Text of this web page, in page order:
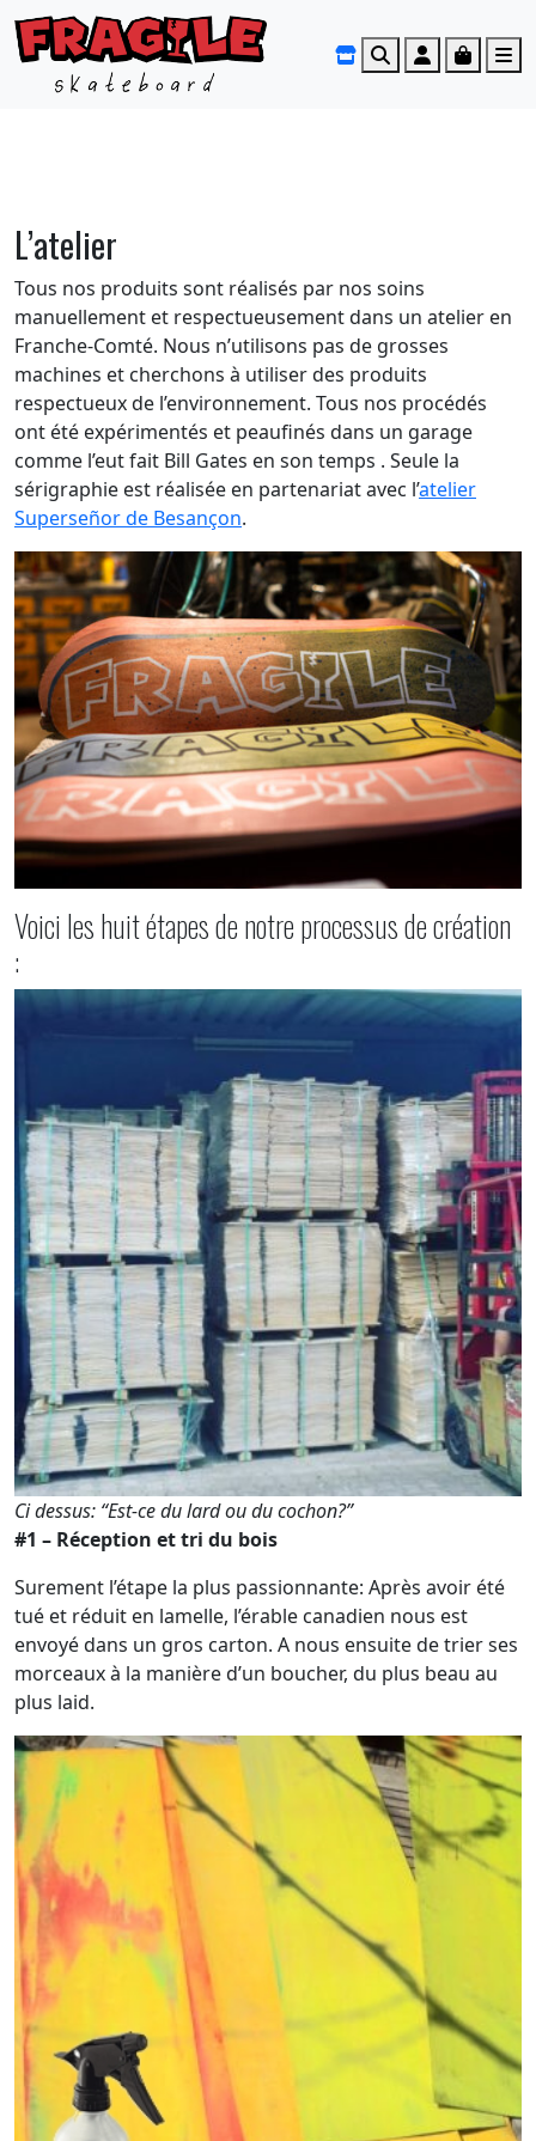
SearchSearchAccount
Cart
L’atelier
Tous nos produits sont réalisés par nos soins
manuellement et respectueusement dans un atelier en
Franche-Comté. Nous n’utilisons pas de grosses
machines et cherchons à utiliser des produits
respectueux de l’environnement. Tous nos procédés
ont été expérimentés et peaufinés dans un garage
comme l’eut fait Bill Gates en son temps . Seule la
sérigraphie est réalisée en partenariat avec l’atelier
Superseñor de Besançon.
Voici les huit étapes de notre processus de création
:
Ci dessus: “Est-ce du lard ou du cochon?”
#1 – Réception et tri du bois
Surement l’étape la plus passionnante: Après avoir été
tué et réduit en lamelle, l’érable canadien nous est
envoyé dans un gros carton. A nous ensuite de trier ses
morceaux à la manière d’un boucher, du plus beau au
plus laid.